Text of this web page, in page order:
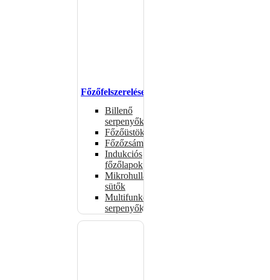
Főzőfelszerelések
Billenő
serpenyők
Főzőüstök
Főzőzsámolyok
Indukciós
főzőlapok
Mikrohullámú
sütők
Multifunkciós
serpenyők